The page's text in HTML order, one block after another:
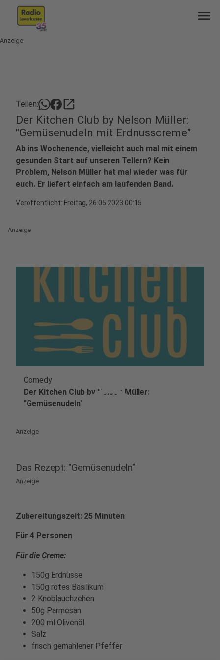
menu
Anzeige
Teilen: open_in_new
Der Kitchen Club by Nelson Müller:
"Gemüsenudeln mit Erdnusscreme"
Ab ins Wochenende, vielleicht auch mal mit einem
gesunden Start auf unseren Tellern? Kein
Problem, Nelson Müller hat mal wieder was für
euch. Er liefert einfach am laufenden Band.
Veröffentlicht: Freitag, 26.05.2023 00:15
Anzeige
play_circle
Comedy
Der Kitchen Club by Nelson Müller:
"Gemüsenudeln"
Anzeige
Das Rezept: "Gemüsenudeln"
Anzeige
Zubereitungszeit: 25 Minuten
Für 4 Personen
Für die Creme:
150g Erdnüsse
150g rotes Basilikum
2 Knoblauchzehen
50g Parmesan
200 ml Olivenöl
Salz
frisch gemahlener Pfeffer